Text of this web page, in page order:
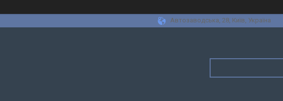
Автозаводська, 28, Київ, Україна